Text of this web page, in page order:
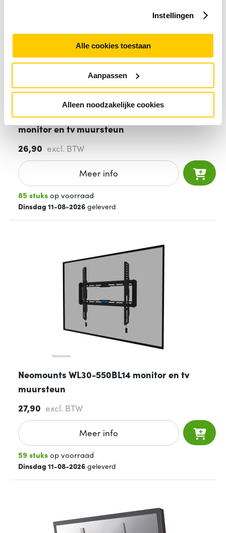
Instellingen
Alle cookies toestaan
Aanpassen
Alleen noodzakelijke cookies
Neomounts by Newstar NM-W340BLACK
monitor en tv muursteun
26,90 excl. BTW
Meer info
85 stuksop voorraad
Dinsdag 11-08-2026 geleverd
Neomounts WL30-550BL14 monitor en tv
muursteun
27,90 excl. BTW
Meer info
59 stuksop voorraad
Dinsdag 11-08-2026 geleverd